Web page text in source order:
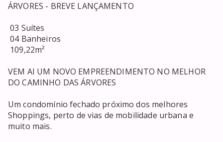
ÁRVORES - BREVE LANÇAMENTO
03 Suítes
04 Banheiros
VEM AI UM NOVO EMPREENDIMENTO NO MELHOR
DO CAMINHO DAS ÁRVORES
Um condomínio fechado próximo dos melhores
Shoppings, perto de vias de mobilidade urbana e
muito mais.